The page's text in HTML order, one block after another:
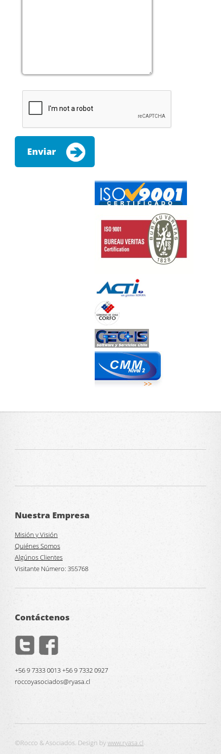
Enviar
Nuestra Empresa
Misión y Visión
Quiénes Somos
Algúnos Clientes
Visitante Número: 355768
Contáctenos
+56 9 7333 0013 +56 9 7332 0927
roccoyasociados@ryasa.cl
©Rocco & Asociados. Design bywww.ryasa.cl